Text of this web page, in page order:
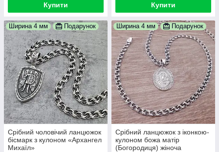
Купити Купити
Ширина 4 мм Подарунок
Срібний чоловічий ланцюжок
бісмарк з кулоном «Архангел
Михаїл»
Ширина 4 мм Подарунок
Срібний ланцюжок з іконкою-
кулоном божа матір
(Богородиця) жіноча